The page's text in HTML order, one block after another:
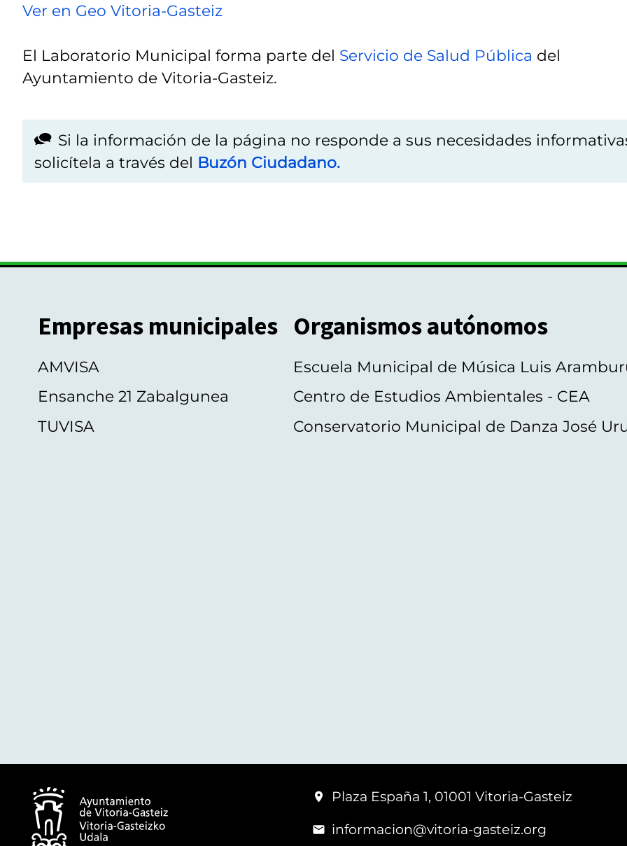
Ver en Geo Vitoria-Gasteiz
El Laboratorio Municipal forma parte del Servicio de Salud Pública del
Ayuntamiento de Vitoria-Gasteiz.
Si la información de la página no responde a sus necesidades
solicítela a través del Buzón Ciudadano.
Empresas municipales
AMVISA
Ensanche 21 Zabalgunea
TUVISA
Organismos autónomos
Escuela Municipal de Música Luis
Centro de Estudios Ambientales - CEA
Conservatorio Municipal de Danza José
Plaza España 1, 01001 Vitoria-Gasteiz
informacion@vitoria-gasteiz.org